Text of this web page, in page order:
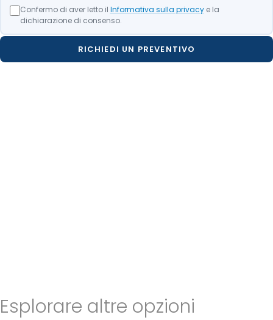
Confermo di aver letto il Informativa sulla privacye la
dichiarazione di consenso.
RICHIEDI UN PREVENTIVO
Esplorare altre opzioni